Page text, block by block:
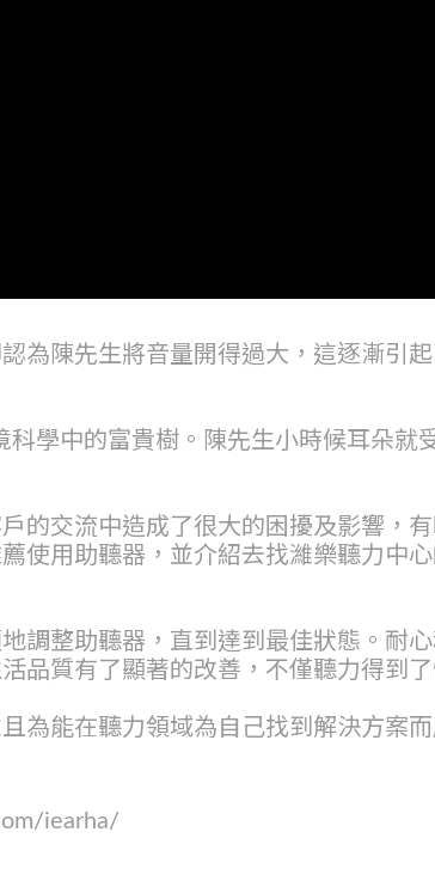
為陳先生將音量開得過大，這逐漸引
學中的富貴樹。陳先生小時候耳朵就
的交流中造成了很大的困擾及影響，
使用助聽器，並介紹去找濰樂聽力中
調整助聽器，直到達到最佳狀態。耐
品質有了顯著的改善，不僅聽力得到
為能在聽力領域為自己找到解決方案
iearha/